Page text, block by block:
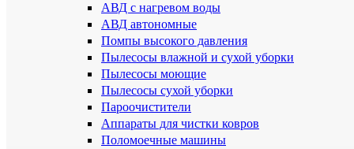
АВД с нагревом воды
АВД автономные
Помпы высокого давления
Пылесосы влажной и сухой уборки
Пылесосы моющие
Пылесосы сухой уборки
Пароочистители
Аппараты для чистки ковров
Поломоечные машины